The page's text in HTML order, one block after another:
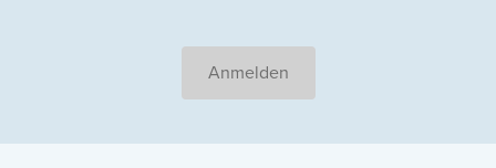
Anmelden